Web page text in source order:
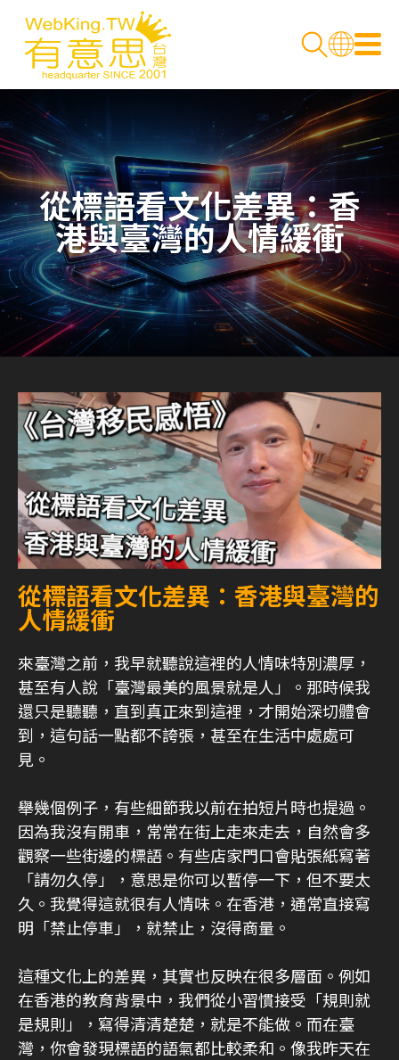
從標語看文化差異：香
港與臺灣的人情緩衝
從標語看文化差異：香港與臺灣的
人情緩衝
來臺灣之前，我早就聽說這裡的人情味特別濃厚，
甚至有人說「臺灣最美的風景就是人」。那時候我
還只是聽聽，直到真正來到這裡，才開始深切體會
到，這句話一點都不誇張，甚至在生活中處處可
見。
舉幾個例子，有些細節我以前在拍短片時也提過。
因為我沒有開車，常常在街上走來走去，自然會多
觀察一些街邊的標語。有些店家門口會貼張紙寫著
「請勿久停」，意思是你可以暫停一下，但不要太
久。我覺得這就很有人情味。在香港，通常直接寫
明「禁止停車」，就禁止，沒得商量。
這種文化上的差異，其實也反映在很多層面。例如
在香港的教育背景中，我們從小習慣接受「規則就
是規則」，寫得清清楚楚，就是不能做。而在臺
灣，你會發現標語的語氣都比較柔和。像我昨天在